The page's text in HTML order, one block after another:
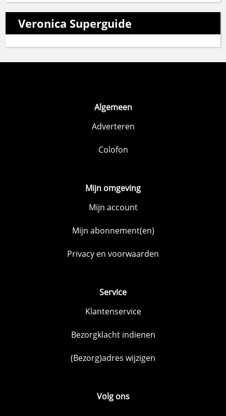
Veronica Superguide
Algemeen
Adverteren
Colofon
Mijn omgeving
Mijn account
Mijn abonnement(en)
Privacy en voorwaarden
Service
Klantenservice
Bezorgklacht indienen
(Bezorg)adres wijzigen
Volg ons